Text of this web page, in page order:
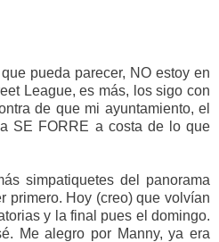
pueda parecer, NO estoy en
League, es más, los sigo con
de que mi ayuntamiento, el
SE FORRE a costa de lo que
simpatiquetes del panorama
primero. Hoy (creo) que volvían
y la final pues el domingo.
Me alegro por Manny, ya era